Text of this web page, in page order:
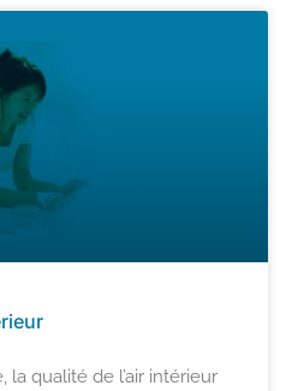
la qualité de l’air intérieur